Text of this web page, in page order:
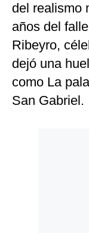
del realismo
años del
Ribeyro,
dejó una
como La
San Gabriel.